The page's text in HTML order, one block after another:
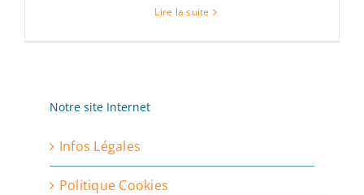
Lire la suite
Notre site Internet
Infos Légales
Politique Cookies